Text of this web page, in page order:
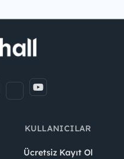
KULLANICILAR
Ücretsiz Kayıt Ol